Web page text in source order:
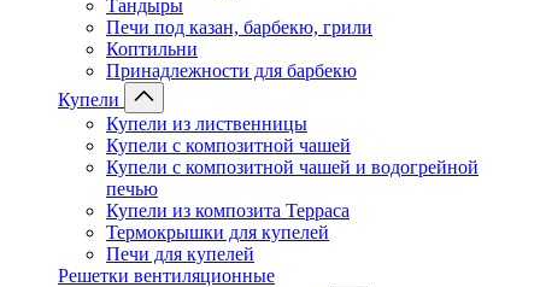
Тандыры
Печи под казан, барбекю, грили
Коптильни
Принадлежности для барбекю
Купели
Купели из лиственницы
Купели с композитной чашей
Купели с композитной чашей и водогрейной
печью
Купели из композита Терраса
Термокрышки для купелей
Печи для купелей
Решетки вентиляционные